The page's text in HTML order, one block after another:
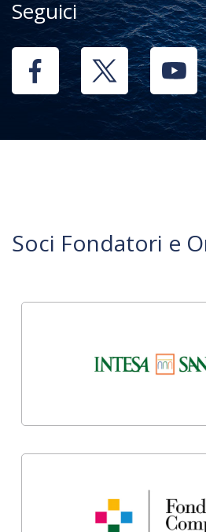
Seguici
Soci Fondatori e